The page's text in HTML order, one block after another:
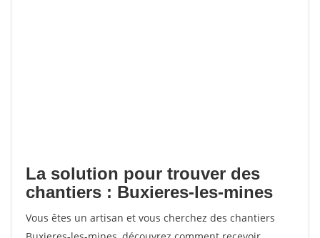
La solution pour trouver des
chantiers : Buxieres-les-mines
Vous êtes un artisan et vous cherchez des chantiers